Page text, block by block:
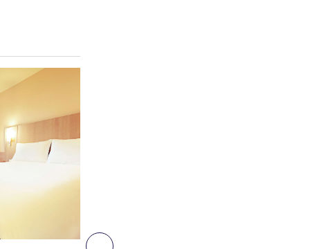
Далее - Номер